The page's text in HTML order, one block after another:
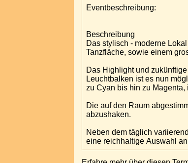
Eventbeschreibung:
Beschreibung
Das stylisch - moderne
Tanzfläche, sowie einem
Das Highlight und
Leuchtbalken ist es nun
zu Cyan bis hin zu Magenta,
Die auf den Raum
abzushaken.
Neben dem täglich
eine reichhaltige Auswahl